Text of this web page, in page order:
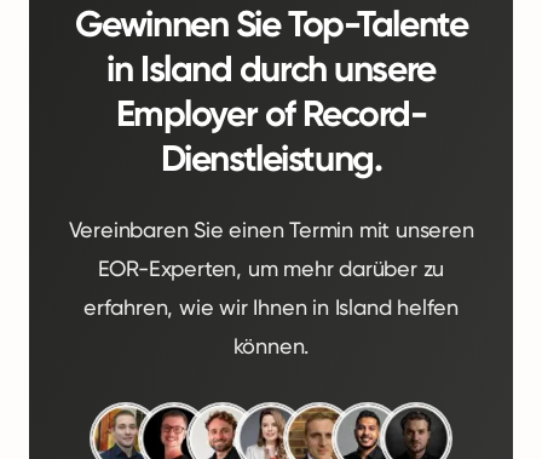
Gewinnen Sie Top-Talente
in Island durch unsere
Employer of Record-
Dienstleistung.
Vereinbaren Sie einen Termin mit unseren
EOR-Experten, um mehr darüber zu
erfahren, wie wir Ihnen in Island helfen
können.